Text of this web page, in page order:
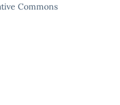
Commons